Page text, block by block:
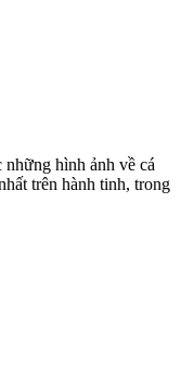
hình ảnh về cá
trên hành tinh, trong